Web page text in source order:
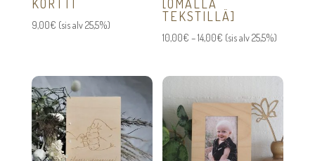
KORTTI
9,00€ (sis alv 25,5%)
[OMALLA
TEKSTILLÄ]
10,00€ –14,00€ Hintaluokka:
-
(sis alv 25,5%)